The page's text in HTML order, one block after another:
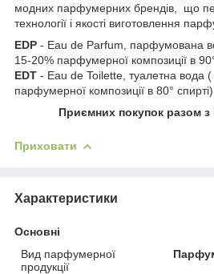
модних парфумерних брендів, що
технології і якості виготовлення
EDP - Eau de Parfum, парфумована
15-20% парфумерної композиції в
EDT - Eau de Toilette, туалетна вода
парфумерної композиції в 80° спирті)
Приємних покупок разом з
Приховати
Характеристики
Основні
Вид парфумерної
продукції